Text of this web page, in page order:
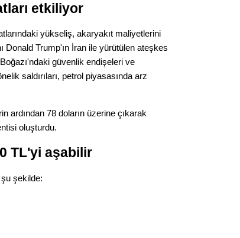
etkiliyor
yükseliş, akaryakıt maliyetlerini
Donald Trump'ın İran ile yürütülen ateşkes
güvenlik endişeleri ve
saldırıları, petrol piyasasında arz
ardından 78 doların üzerine çıkarak
oluşturdu.
TL'yi aşabilir
şekilde: